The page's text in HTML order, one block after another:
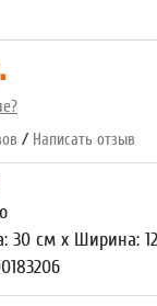
/ Написать отзыв
30 см x Ширина: